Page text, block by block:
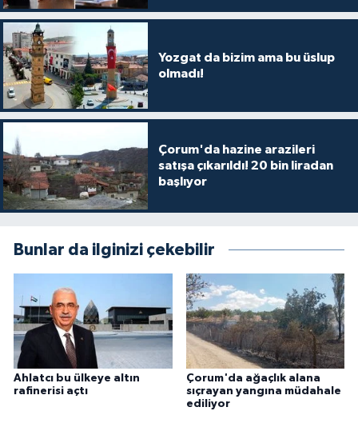
Yozgat da bizim ama bu üslup
olmadı!
Çorum'da hazine arazileri
satışa çıkarıldı! 20 bin liradan
başlıyor
Bunlar da ilginizi çekebilir
Ahlatcı bu ülkeye altın
rafinerisi açtı
Çorum'da ağaçlık alana
sıçrayan yangına müdahale
ediliyor